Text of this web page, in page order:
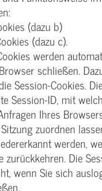
(dazu b)
(dazu c).
werden
schließen.
Session-Cookies.
Session-ID, mit
Ihres
zuordnen
werden,
zurückkehren. Die
wenn Sie sich